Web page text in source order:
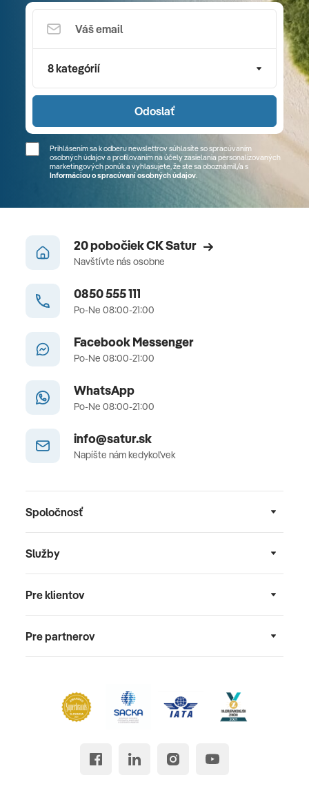
8 kategórií
Odoslať
Prihlásením sa k odberu newslettrov súhlasíte so spracúvaním
osobných údajov a profilovaním na účely zasielania personalizovaných
marketingových ponúk a vyhlasujete, že ste sa oboznámil/a s
Informáciou o spracúvaní osobných údajov.
20 pobočiek CK Satur
Navštívte nás osobne
0850 555 111
Po-Ne 08:00-21:00
Facebook Messenger
Po-Ne 08:00-21:00
WhatsApp
Po-Ne 08:00-21:00
info@satur.sk
Napíšte nám kedykoľvek
Spoločnosť
Služby
Pre klientov
Pre partnerov